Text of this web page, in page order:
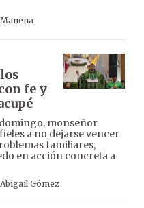
fe y
domingo, monseñor
a no dejarse vencer
familiares,
en acción concreta a
Gómez